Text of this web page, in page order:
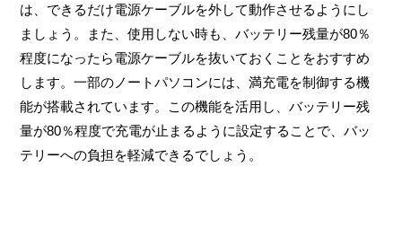
は、できるだけ電源ケーブルを外して動作させるようにし
ましょう。また、使用しない時も、バッテリー残量が80％
程度になったら電源ケーブルを抜いておくことをおすすめ
します。一部のノートパソコンには、満充電を制御する機
能が搭載されています。この機能を活用し、バッテリー残
量が80％程度で充電が止まるように設定することで、バッ
テリーへの負担を軽減できるでしょう。